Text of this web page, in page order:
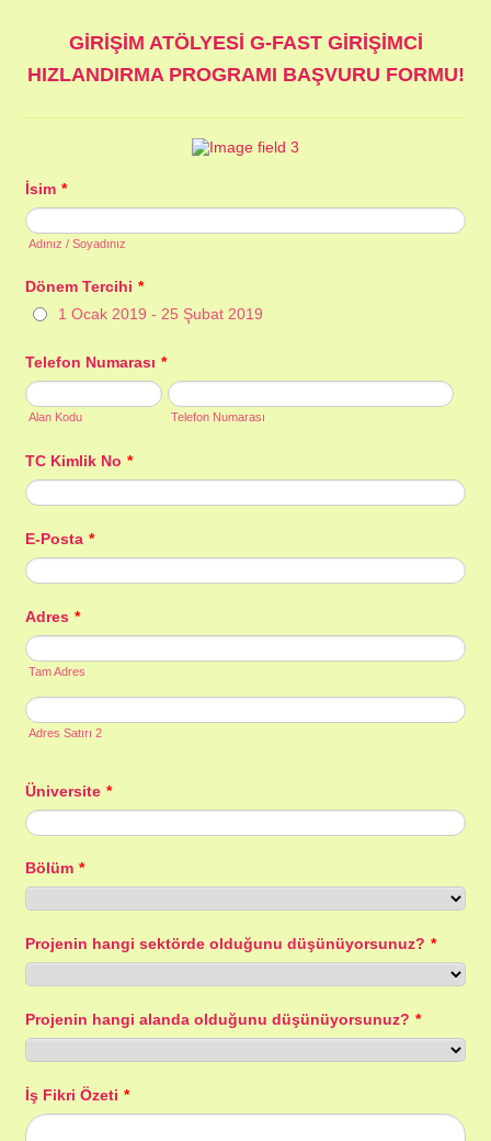
GİRİŞİM ATÖLYESİ G-FAST GİRİŞİMCİ
HIZLANDIRMA PROGRAMI BAŞVURU FORMU!
İsim *
Adınız / Soyadınız
Dönem Tercihi *
1 Ocak 2019 - 25 Şubat 2019
Telefon Numarası *
Alan Kodu Telefon Numarası
TC Kimlik No *
E-Posta *
Adres *
Tam Adres
Adres Satırı 2
Üniversite *
Bölüm *
Projenin hangi sektörde olduğunu düşünüyorsunuz? *
Projenin hangi alanda olduğunu düşünüyorsunuz? *
İş Fikri Özeti *